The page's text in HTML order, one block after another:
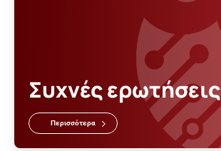
Συχνές ερωτήσεις
Περισσότερα